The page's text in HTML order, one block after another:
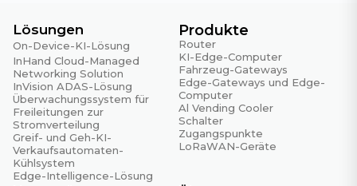
Lösungen
On-Device-KI-Lösung
InHand Cloud-Managed
Networking Solution
InVision ADAS-Lösung
Überwachungssystem für
Freileitungen zur
Stromverteilung
Greif- und Geh-KI-
Verkaufsautomaten-
Kühlsystem
Edge-Intelligence-Lösung
Produkte
Router
KI-Edge-Computer
Fahrzeug-Gateways
Edge-Gateways und Edge-
Computer
Al Vending Cooler
Schalter
Zugangspunkte
LoRaWAN-Geräte